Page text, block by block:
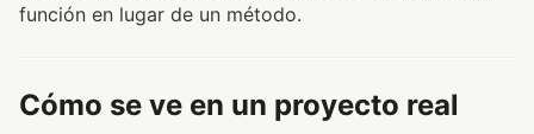
función en lugar de un método.
Cómo se ve en un proyecto real